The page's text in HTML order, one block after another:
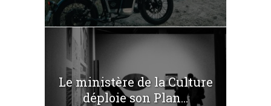
Le ministère de la Culture
déploie son Plan...